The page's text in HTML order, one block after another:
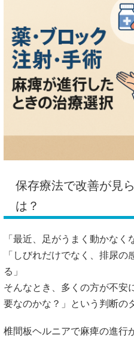
保存療法で改善が見
は？
「最近、足がうまく動かなく
「しびれだけでなく、排尿
る」
そんなとき、多くの方が不安
要なのかな？」という判断の
椎間板ヘルニアで麻痺の進行